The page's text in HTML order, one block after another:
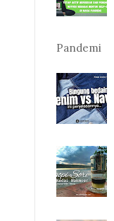
Pandemi